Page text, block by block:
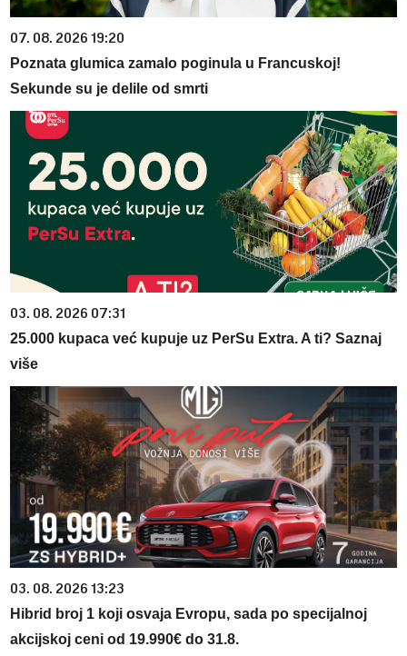
07. 08. 2026 19:20
Poznata glumica zamalo poginula u Francuskoj!
Sekunde su je delile od smrti
03. 08. 2026 07:31
25.000 kupaca već kupuje uz PerSu Extra. A ti? Saznaj
više
03. 08. 2026 13:23
Hibrid broj 1 koji osvaja Evropu, sada po specijalnoj
akcijskoj ceni od 19.990€ do 31.8.